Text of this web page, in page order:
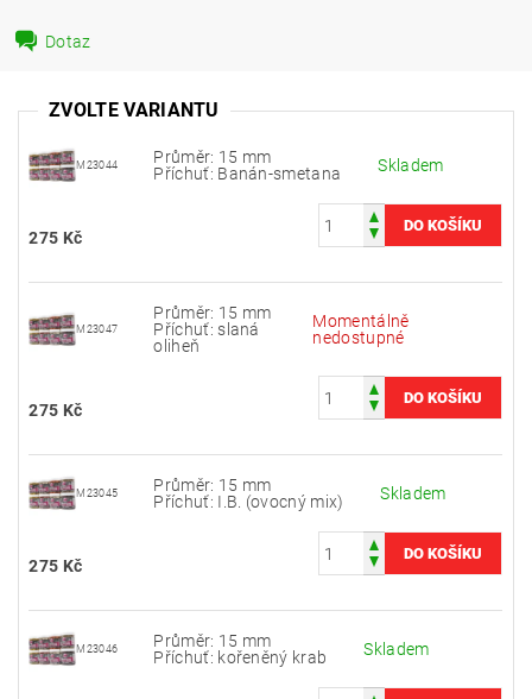
Dotaz
ZVOLTE VARIANTU
M23044
Průměr: 15 mm
Příchuť: Banán-smetana
Skladem
275 Kč
M23047
Průměr: 15 mm
Příchuť: slaná
oliheň
Momentálně
nedostupné
275 Kč
M23045
Průměr: 15 mm
Příchuť: I.B. (ovocný mix)
Skladem
275 Kč
M23046
Průměr: 15 mm
Příchuť: kořeněný krab
Skladem